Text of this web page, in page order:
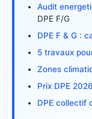
Audit
DPE F/G
DPE F & G :
5 travaux
Zones
Prix DPE
DPE collectif